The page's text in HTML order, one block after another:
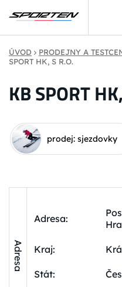
ÚVOD PRODEJNY A
SPORT HK, S R.O.
KB SPORT
prodej: sjezdovky
Adresa
Adresa:
Kraj:
Stát: